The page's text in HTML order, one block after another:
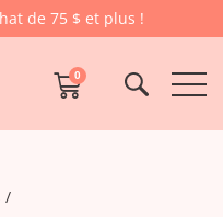
de 75 $ et plus !
0